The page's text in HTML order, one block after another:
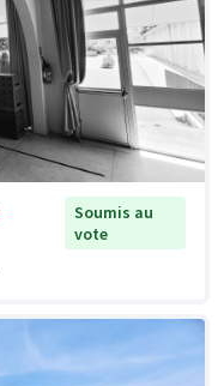
Soumis au
vote